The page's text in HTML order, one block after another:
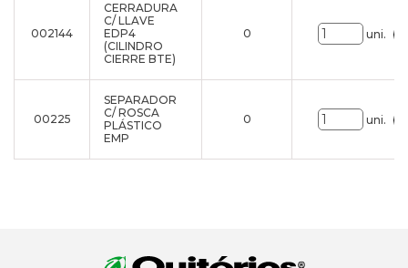
002144
CERRADURA
C/ LLAVE
EDP4
(CILINDRO
CIERRE BTE)
0 uni.
00225
SEPARADOR
C/ ROSCA
PLÁSTICO
EMP
0 uni.